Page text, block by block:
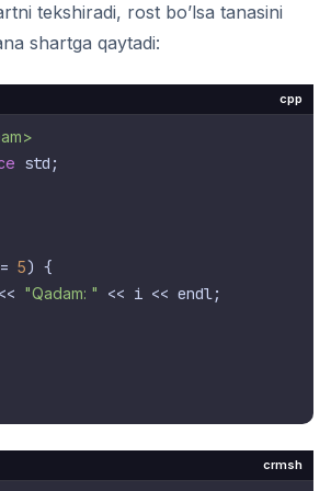
tekshiradi, rost bo’lsa tanasini
shartga qaytadi:
cpp
std;
5) {
"Qadam: "
<< i << endl;
crmsh